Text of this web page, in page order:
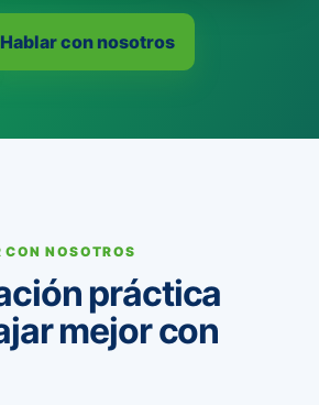
Hablar con nosotros
CON NOSOTROS
práctica
mejor con